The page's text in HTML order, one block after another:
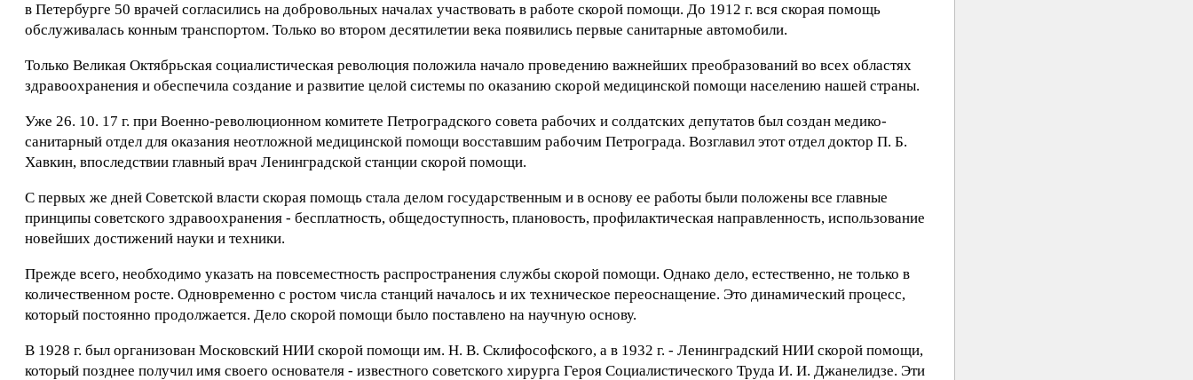
в Петербурге 50 врачей согласились на добровольных началах участвовать в работе скорой помощи. До 1912 г. вся скорая помощь
обслуживалась конным транспортом. Только во втором десятилетии века появились первые санитарные автомобили.
Только Великая Октябрьская социалистическая революция положила начало проведению важнейших преобразований во всех областях
здравоохранения и обеспечила создание и развитие целой системы по оказанию скорой медицинской помощи населению нашей страны.
Уже 26. 10. 17 г. при Военно-революционном комитете Петроградского совета рабочих и солдатских депутатов был создан медико-
санитарный отдел для оказания неотложной медицинской помощи восставшим рабочим Петрограда. Возглавил этот отдел доктор П. Б.
Хавкин, впоследствии главный врач Ленинградской станции скорой помощи.
С первых же дней Советской власти скорая помощь стала делом государственным и в основу ее работы были положены все главные
принципы советского здравоохранения - бесплатность, общедоступность, плановость, профилактическая направленность, использование
новейших достижений науки и техники.
Прежде всего, необходимо указать на повсеместность распространения службы скорой помощи. Однако дело, естественно, не только в
количественном росте. Одновременно с ростом числа станций началось и их техническое переоснащение. Это динамический процесс,
который постоянно продолжается. Дело скорой помощи было поставлено на научную основу.
В 1928 г. был организован Московский НИИ скорой помощи им. Н. В. Склифософского, а в 1932 г. - Ленинградский НИИ скорой помощи,
который позднее получил имя своего основателя - известного советского хирурга Героя Социалистического Труда И. И. Джанелидзе. Эти